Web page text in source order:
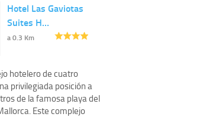
Hotel Las Gaviotas
Suites H…
a 0.3 Km
hotelero de cuatro
privilegiada posición a
de la famosa playa del
Este complejo